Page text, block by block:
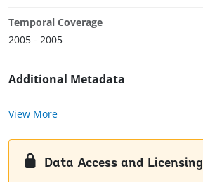
Temporal Coverage
2005 - 2005
Additional Metadata
View More
Data Access and Licensing